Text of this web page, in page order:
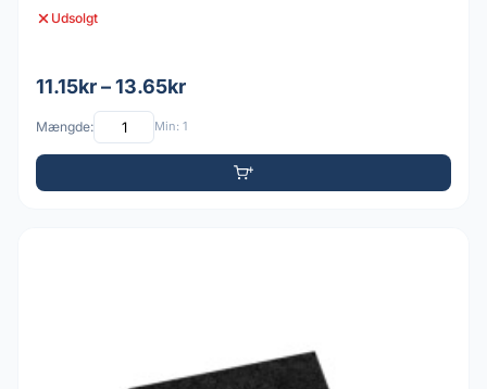
Udsolgt
11.15kr – 13.65kr
Mængde: Min: 1